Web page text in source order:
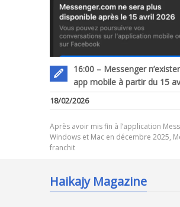
16:00 – Messenger
app mobile à partir du 15
18/02/2026
Après avoir mis fin à l’application
Windows et Mac en décembre 2025,
franchit
Haikajy Magazine